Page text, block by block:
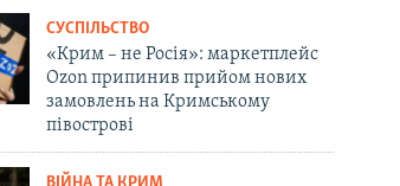
СУСПІЛЬСТВО
«Крим – не Росія»: маркетплейс
Ozon припинив прийом нових
замовлень на Кримському
півострові